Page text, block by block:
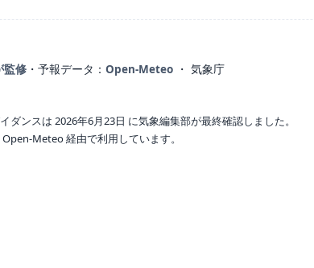
監修 ・ 予報データ： Open-Meteo ・ 気象庁
ンスは 2026年6月23日 に気象編集部が最終確認しました。
Meteo 経由で利用しています。